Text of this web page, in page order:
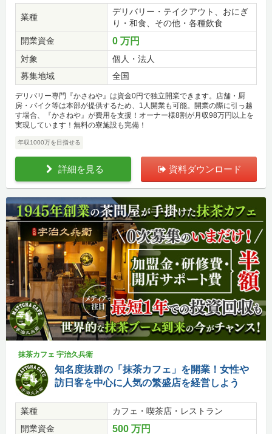
業種
デリバリー・テイクアウト、おにぎ
り・和食、その他・各種飲食
開業資金
0 万円
対象
個人・法人
募集地域
全国
デリバリー専門『かさねや』は資金0円で独立開業できます。店舗・厨
房・バイク等は本部が提供するため、1人開業も可能。開業の際に引っ越
す場合、『かさねや』が費用を支援！オーナー様8割が月収98万円以上を
実現しています！無料の寮施設も完備！
年収1000万を目指せる
詳細を見る 資料ダウンロード
抹茶カフェ 宇治久兵衛
知名度抜群の「抹茶カフェ」を開業！女性や
訪日客を中心に人気の繁盛店を経営しよう
業種
カフェ・喫茶店・レストラン
開業資金
500 万円